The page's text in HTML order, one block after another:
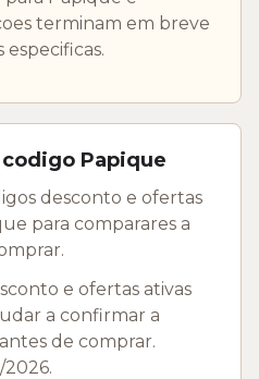
terminam em breve
especificas.
Papique
desconto e ofertas
para comparares a
e ofertas ativas
a confirmar a
de comprar.